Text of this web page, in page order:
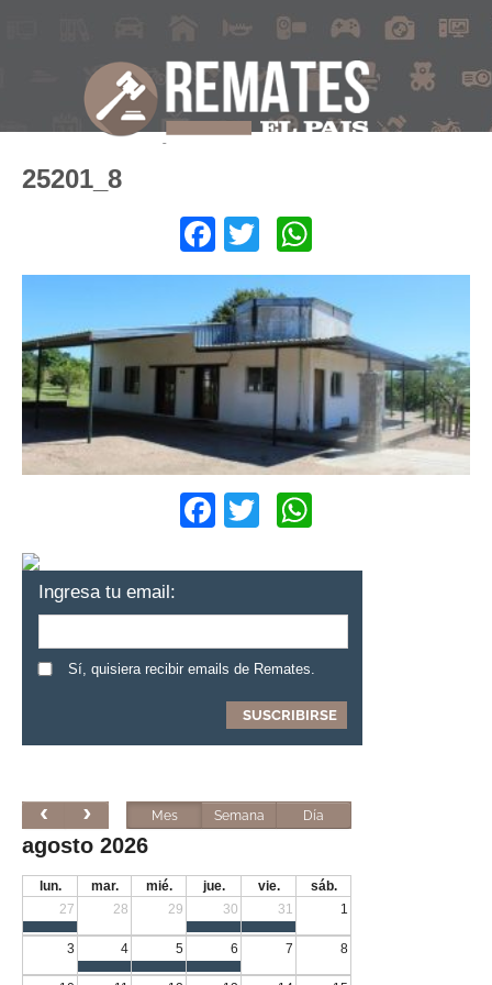
25201_8
Facebook
Twitter
Facebook
Twitter
Ingresa tu email:
Sí, quisiera recibir emails de Remates.
Mes Semana Día
agosto 2026
lun. mar. mié. jue. vie.
sáb.
27
28 29 30 31 1
3 4 5 6 7 8